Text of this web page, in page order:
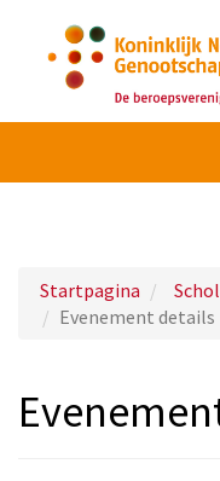
Startpagina
Evenement details